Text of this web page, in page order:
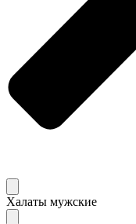
Халаты мужские